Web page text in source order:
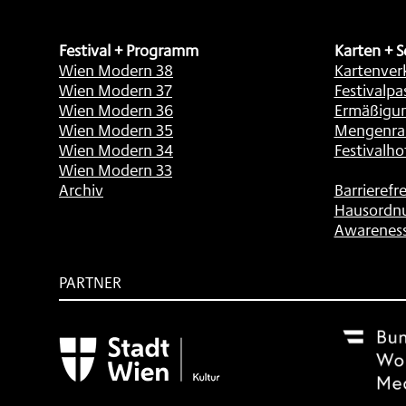
Festival + Programm
Wien Modern 38
Wien Modern 37
Wien Modern 36
Wien Modern 35
Wien Modern 34
Wien Modern 33
Archiv
Karten +
PARTNER